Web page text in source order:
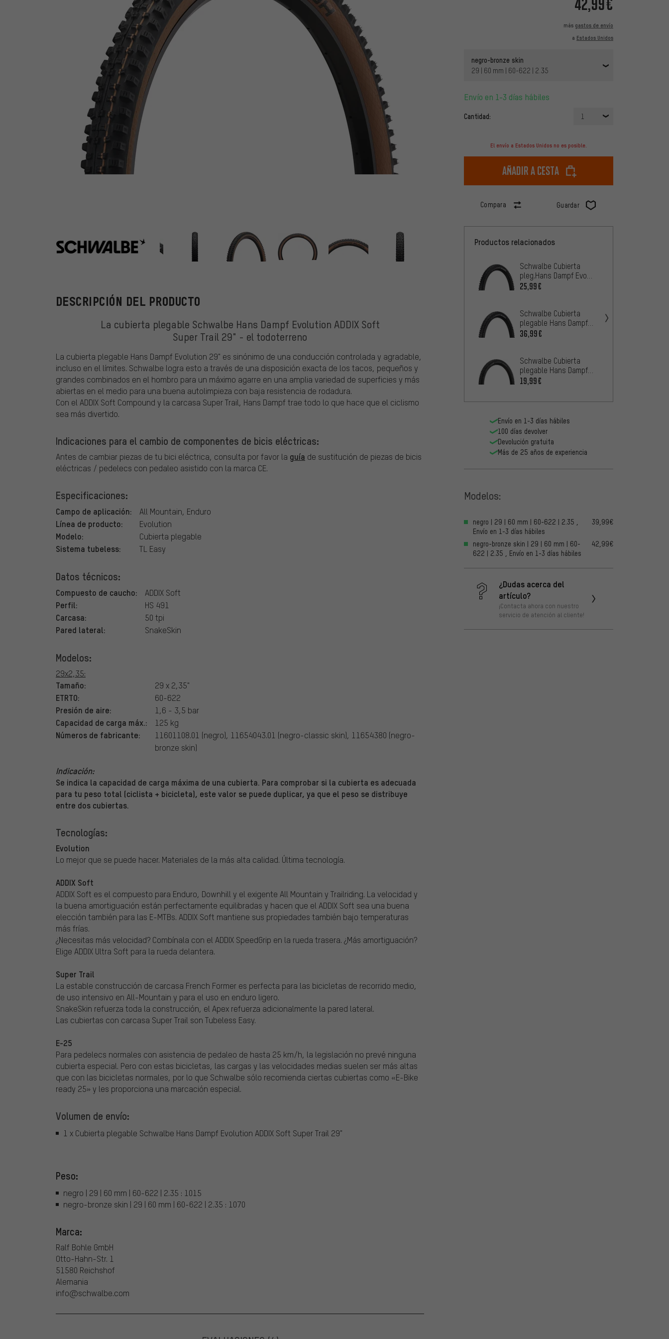
más gastos de envío
a Estados Unidos
negro-bronze skin
29 | 60 mm | 60-622 | 2.35
Envío en 1-3 días hábiles
Cantidad: 1
El envío a Estados Unidos no es posible.
Añadir a cesta
Compara Guardar
Schwalbe
DESCRIPCIÓN DEL PRODUCTO
La cubierta plegable Schwalbe Hans Dampf Evolution ADDIX Soft
Super Trail 29" - el todoterreno
La cubierta plegable Hans Dampf Evolution 29" es sinónimo de una conducción controlada y agradable,
incluso en el límites. Schwalbe logra esto a través de una disposición exacta de los tacos, pequeños y
grandes combinados en el hombro para un máximo agarre en una amplia variedad de superficies y más
abiertas en el medio para una buena autolimpieza con baja resistencia de rodadura.
Con el ADDIX Soft Compound y la carcasa Super Trail, Hans Dampf trae todo lo que hace que el ciclismo
sea más divertido.
Indicaciones para el cambio de componentes de bicis eléctricas:
Antes de cambiar piezas de tu bici eléctrica, consulta por favor la guía de sustitución de piezas de bicis
eléctricas / pedelecs con pedaleo asistido con la marca CE.
Especificaciones:
Campo de aplicación: All Mountain, Enduro
Línea de producto: Evolution
Modelo: Cubierta plegable
Sistema tubeless: TL Easy
Datos técnicos:
Compuesto de caucho: ADDIX Soft
Perfil: HS 491
Carcasa: 50 tpi
Pared lateral: SnakeSkin
Modelos:
29x2,35:
Tamaño: 29 x 2,35"
ETRTO: 60-622
Presión de aire: 1,6 - 3,5 bar
Capacidad de carga máx.: 125 kg
Números de fabricante:
11601108.01 (negro), 11654043.01 (negro-classic skin), 11654380 (negro-
bronze skin)
Indicación:
Se indica la capacidad de carga máxima de una cubierta. Para comprobar si la cubierta es adecuada
para tu peso total (ciclista + bicicleta), este valor se puede duplicar, ya que el peso se distribuye
entre dos cubiertas.
Tecnologías:
Evolution
Lo mejor que se puede hacer. Materiales de la más alta calidad. Última tecnología.
ADDIX Soft
ADDIX Soft es el compuesto para Enduro, Downhill y el exigente All Mountain y Trailriding. La velocidad y
la buena amortiguación están perfectamente equilibradas y hacen que el ADDIX Soft sea una buena
elección también para las E-MTBs. ADDIX Soft mantiene sus propiedades también bajo temperaturas
más frías.
¿Necesitas más velocidad? Combínala con el ADDIX SpeedGrip en la rueda trasera. ¿Más amortiguación?
Elige ADDIX Ultra Soft para la rueda delantera.
Super Trail
La estable construcción de carcasa French Former es perfecta para las bicicletas de recorrido medio,
de uso intensivo en All-Mountain y para el uso en enduro ligero.
SnakeSkin refuerza toda la construcción, el Apex refuerza adicionalmente la pared lateral.
Las cubiertas con carcasa Super Trail son Tubeless Easy.
E-25
Para pedelecs normales con asistencia de pedaleo de hasta 25 km/h, la legislación no prevé ninguna
cubierta especial. Pero con estas bicicletas, las cargas y las velocidades medias suelen ser más altas
que con las bicicletas normales, por lo que Schwalbe sólo recomienda ciertas cubiertas como «E-Bike
ready 25» y les proporciona una marcación especial.
Volumen de envío:
1 x Cubierta plegable Schwalbe Hans Dampf Evolution ADDIX Soft Super Trail 29"
Peso:
negro | 29 | 60 mm | 60-622 | 2.35 : 1015
negro-bronze skin | 29 | 60 mm | 60-622 | 2.35 : 1070
Marca:
Ralf Bohle GmbH
Otto-Hahn-Str. 1
51580 Reichshof
Alemania
info@schwalbe.com
Productos relacionados
Schwalbe Cubierta
pleg.Hans Dampf Evo
ADDIX Super Trail 29 -
25,99€
Schwalbe Cubierta
plegable Hans Dampf
Evolution ADDIX Soft
36,99€
Schwalbe Cubierta
plegable Hans Dampf
ADDIX 29"
19,99€
Envío en 1-3 días hábiles
100 días devolver
Devolución gratuita
Más de 25 años de experiencia
Modelos:
negro | 29 | 60 mm | 60-622 | 2.35 ,
Envío en 1-3 días hábiles
39,99€
negro-bronze skin | 29 | 60 mm | 60-
622 | 2.35 , Envío en 1-3 días hábiles
42,99€
¿Dudas acerca del
artículo?
¡Contacta ahora con nuestro
servicio de atención al cliente!